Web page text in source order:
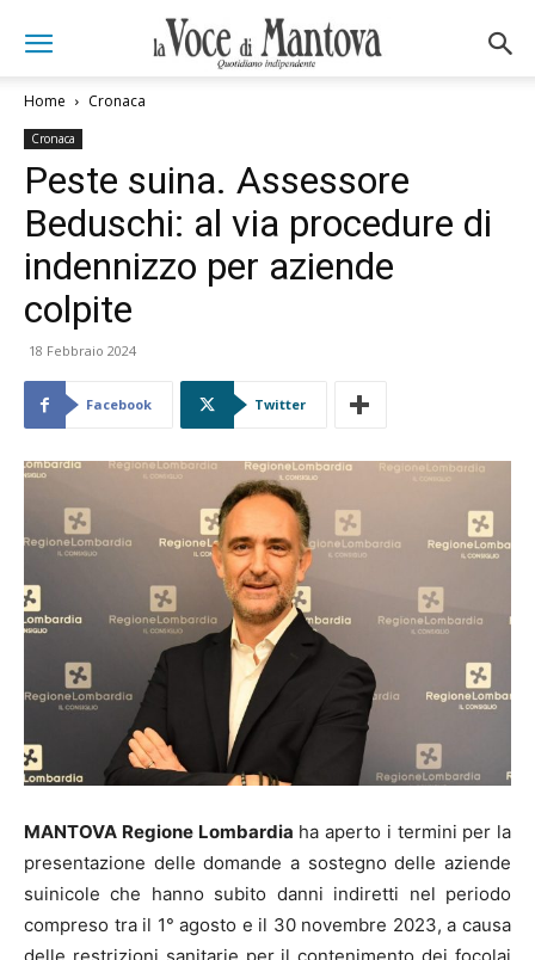
Home Cronaca
Cronaca
Peste suina. Assessore
Beduschi: al via procedure di
indennizzo per aziende
colpite
18 Febbraio 2024
Facebook Twitter
MANTOVA Regione Lombardia ha aperto i termini per la
presentazione delle domande a sostegno delle aziende
suinicole che hanno subito danni indiretti nel periodo
compreso tra il 1° agosto e il 30 novembre 2023, a causa